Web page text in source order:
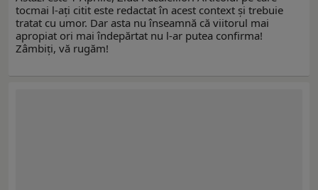
tocmai l-ați citit este redactat în acest context şi trebuie
tratat cu umor. Dar asta nu înseamnă că viitorul mai
apropiat ori mai îndepărtat nu l-ar putea confirma!
Zâmbiţi, vă rugăm!